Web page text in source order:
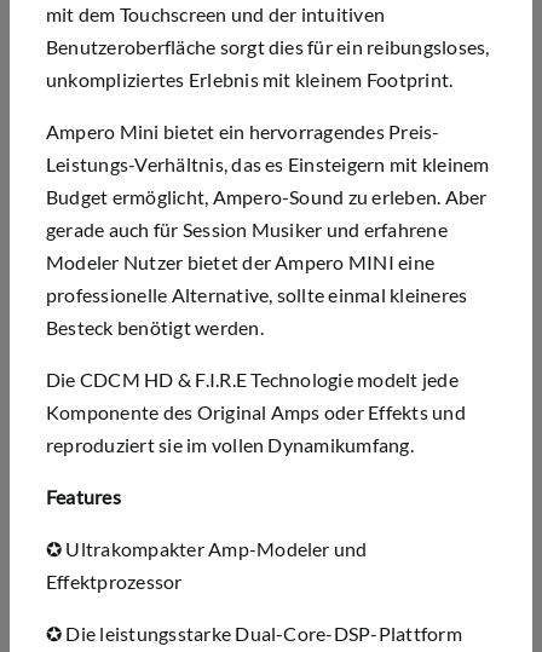
mit dem Touchscreen und der intuitiven
Benutzeroberfläche sorgt dies für ein reibungsloses,
unkompliziertes Erlebnis mit kleinem Footprint.
Ampero Mini bietet ein hervorragendes Preis-
Leistungs-Verhältnis, das es Einsteigern mit kleinem
Budget ermöglicht, Ampero-Sound zu erleben. Aber
gerade auch für Session Musiker und erfahrene
Modeler Nutzer bietet der Ampero MINI eine
professionelle Alternative, sollte einmal kleineres
Besteck benötigt werden.
Die CDCM HD & F.I.R.E Technologie modelt jede
Komponente des Original Amps oder Effekts und
reproduziert sie im vollen Dynamikumfang.
Features
✪ Ultrakompakter Amp-Modeler und
Effektprozessor
✪ Die leistungsstarke Dual-Core-DSP-Plattform